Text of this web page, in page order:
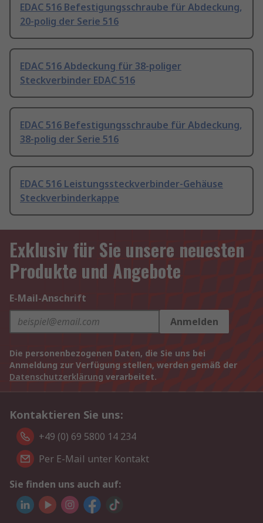
EDAC 516 Befestigungsschraube für Abdeckung,
20-polig der Serie 516
EDAC 516 Abdeckung für 38-poliger
Steckverbinder EDAC 516
EDAC 516 Befestigungsschraube für Abdeckung,
38-polig der Serie 516
EDAC 516 Leistungssteckverbinder-Gehäuse
Steckverbinderkappe
Exklusiv für Sie unsere neuesten
Produkte und Angebote
E-Mail-Anschrift
Anmelden
Die personenbezogenen Daten, die Sie uns bei
Anmeldung zur Verfügung stellen, werden gemäß der
Datenschutzerklärung verarbeitet.
Kontaktieren Sie uns:
+49 (0) 69 5800 14 234
Per E-Mail unter Kontakt
Sie finden uns auch auf: